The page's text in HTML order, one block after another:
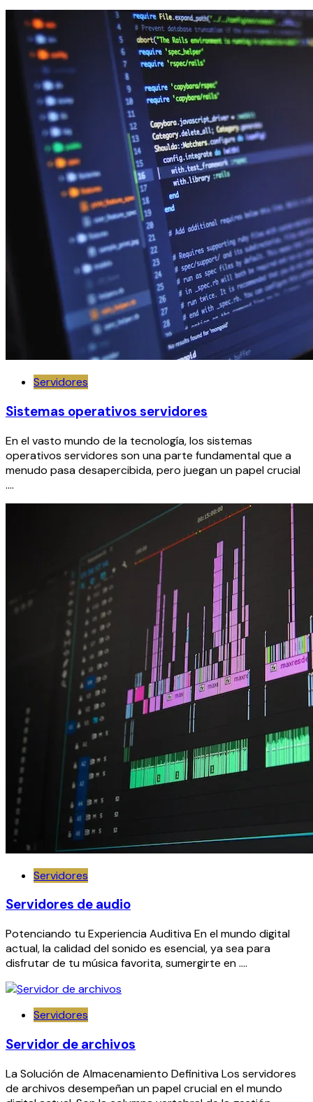
Servidores
Sistemas operativos servidores
En el vasto mundo de la tecnología, los sistemas
operativos servidores son una parte fundamental que a
menudo pasa desapercibida, pero juegan un papel crucial
….
Servidores
Servidores de audio
Potenciando tu Experiencia Auditiva En el mundo digital
actual, la calidad del sonido es esencial, ya sea para
disfrutar de tu música favorita, sumergirte en ….
Servidores
Servidor de archivos
La Solución de Almacenamiento Definitiva Los servidores
de archivos desempeñan un papel crucial en el mundo